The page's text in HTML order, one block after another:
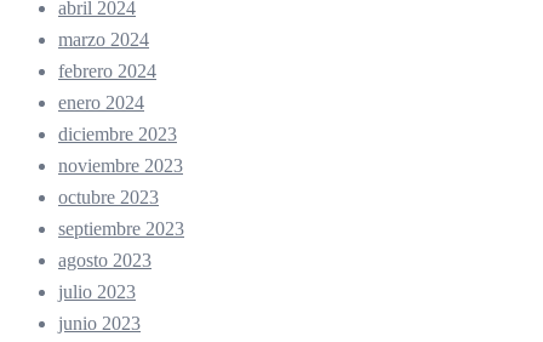
abril 2024
marzo 2024
febrero 2024
enero 2024
diciembre 2023
noviembre 2023
octubre 2023
septiembre 2023
agosto 2023
julio 2023
junio 2023